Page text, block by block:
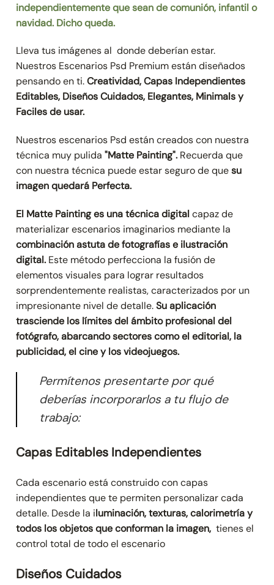
independientemente que sean de comunión, infantil o
navidad. Dicho queda.
Lleva tus imágenes al donde deberían estar.
Nuestros Escenarios Psd Premium están diseñados
pensando en ti.Creatividad, Capas Independientes
Editables, Diseños Cuidados, Elegantes, Minimals y
Faciles de usar.
Nuestros escenarios Psd están creados con nuestra
técnica muy pulida"Matte Painting". Recuerda que
con nuestra técnica puede estar seguro de quesu
imagen quedará Perfecta.
El Matte Painting es una técnica digitalcapaz de
materializar escenarios imaginarios mediante la
combinación astuta de fotografías e ilustración
digital. Este método perfecciona la fusión de
elementos visuales para lograr resultados
sorprendentemente realistas, caracterizados por un
impresionante nivel de detalle.Su aplicación
trasciende los límites del ámbito profesional del
fotógrafo, abarcando sectores como el editorial, la
publicidad, el cine y los videojuegos.
Permítenos presentarte por qué
deberías incorporarlos a tu flujo de
trabajo:
Capas Editables Independientes
Cada escenario está construido con capas
independientes que te permiten personalizar cada
detalle. Desde la iluminación, texturas, calorimetría y
todos los objetos que conforman la imagen, tienes el
control total de todo el escenario
Diseños Cuidados